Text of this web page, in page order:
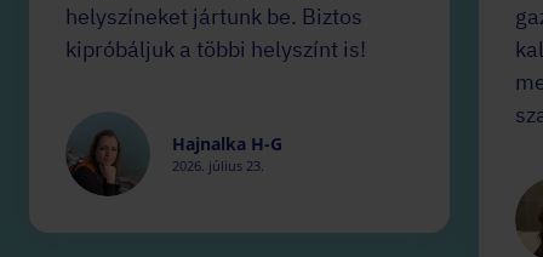
helyszíneket jártunk be. Biztos
kipróbáljuk a többi helyszínt is!
Hajnalka H-G
2026. július 23.